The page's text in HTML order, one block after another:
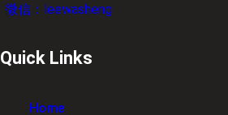
微信：leewasheng
Quick Links
Home